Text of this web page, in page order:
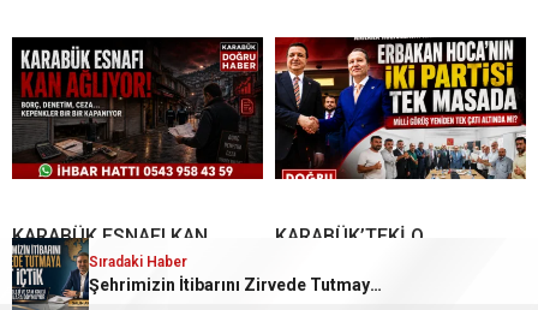
KARABÜK ESNAFI KAN
AĞLIYOR!BORÇ, DENETİM,
CEZA… KEPENKLER BİR BİR
KARABÜK’TEKİ O
BUGÜN DAHA İYİ
Sıradaki Haber
Şehrimizin İtibarını Zirvede Tutmaya Ant İçtik